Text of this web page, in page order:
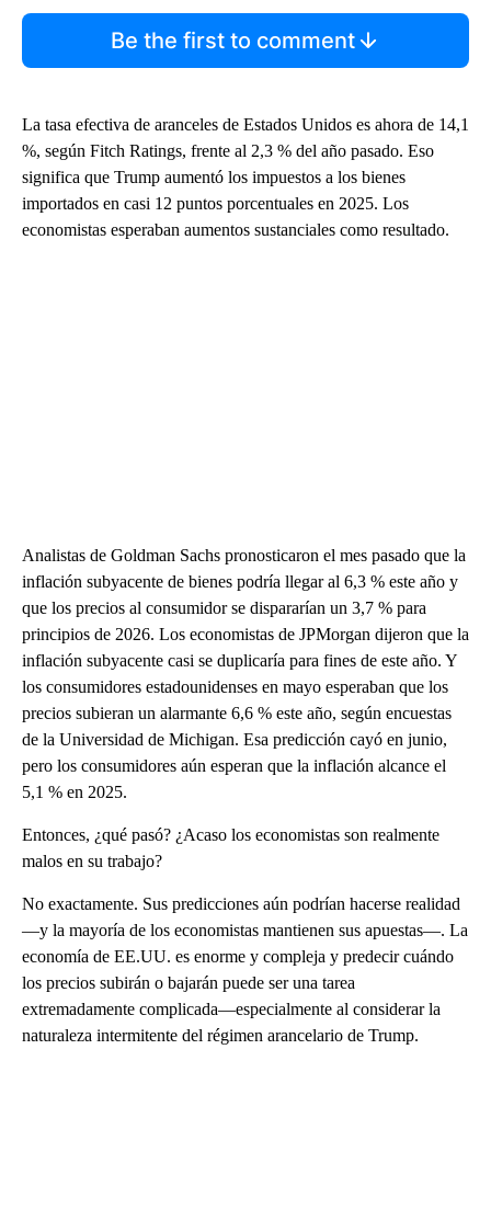
Be the first to comment
La tasa efectiva de aranceles de Estados Unidos es ahora de 14,1
%, según Fitch Ratings, frente al 2,3 % del año pasado. Eso
significa que Trump aumentó los impuestos a los bienes
importados en casi 12 puntos porcentuales en 2025. Los
economistas esperaban aumentos sustanciales como resultado.
Analistas de Goldman Sachs pronosticaron el mes pasado que la
inflación subyacente de bienes podría llegar al 6,3 % este año y
que los precios al consumidor se dispararían un 3,7 % para
principios de 2026. Los economistas de JPMorgan dijeron que la
inflación subyacente casi se duplicaría para fines de este año. Y
los consumidores estadounidenses en mayo esperaban que los
precios subieran un alarmante 6,6 % este año, según encuestas
de la Universidad de Michigan. Esa predicción cayó en junio,
pero los consumidores aún esperan que la inflación alcance el
5,1 % en 2025.
Entonces, ¿qué pasó? ¿Acaso los economistas son realmente
malos en su trabajo?
No exactamente. Sus predicciones aún podrían hacerse realidad
—y la mayoría de los economistas mantienen sus apuestas—. La
economía de EE.UU. es enorme y compleja y predecir cuándo
los precios subirán o bajarán puede ser una tarea
extremadamente complicada—especialmente al considerar la
naturaleza intermitente del régimen arancelario de Trump.